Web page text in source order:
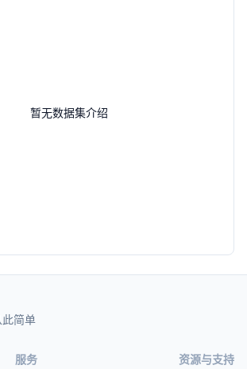
暂无数据集介绍
简单
服务 资源与支持